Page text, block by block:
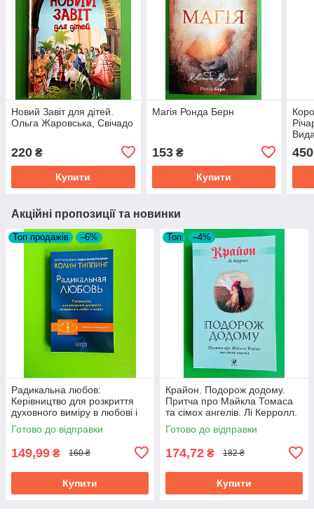
Новий Завіт для дітей.
Ольга Жаровська, Свічадо
220 ₴
Купити
Магія Ронда Берн
153₴
Купити
450
Акційні пропозиції та новинки
Топ продажів –6%
Радикальна любов:
Керівництво для розкриття
духовного виміру в любові і
життя. Типпинг Софія
Готово до відправки
149,99 ₴ 160 ₴
Купити
Топ –4%
Крайон. Подорож додому.
Притча про Майкла Томаса
та сімох ангелів. Лі Керролл.
Софія (Київ)
Готово до відправки
174,72 ₴ 182 ₴
Купити